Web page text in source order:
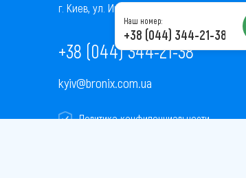
г. Киев, ул. Институтская, 22/7, оф. 41
+38 (044) 344-21-38
kyiv@bronix.com.ua
Политика конфиденциальности
Наш номер:
+38 (044) 344-21-38